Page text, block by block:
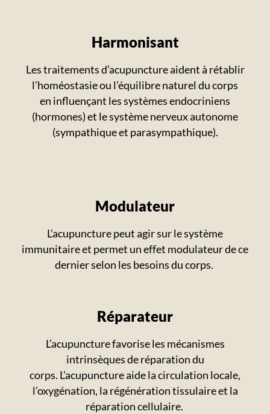
Harmonisant
Les traitements d’acupuncture aident à rétablir
l’homéostasie ou l’équilibre naturel du corps
en influençant les systèmes endocriniens
(hormones) et le système nerveux autonome
(sympathique et parasympathique).
Modulateur
L’acupuncture peut agir sur le système
immunitaire et permet un effet modulateur de ce
dernier selon les besoins du corps.
Réparateur
L’acupuncture favorise les mécanismes
intrinsèques de réparation du
corps. L’acupuncture aide la circulation locale,
l’oxygénation, la régénération tissulaire et la
réparation cellulaire.